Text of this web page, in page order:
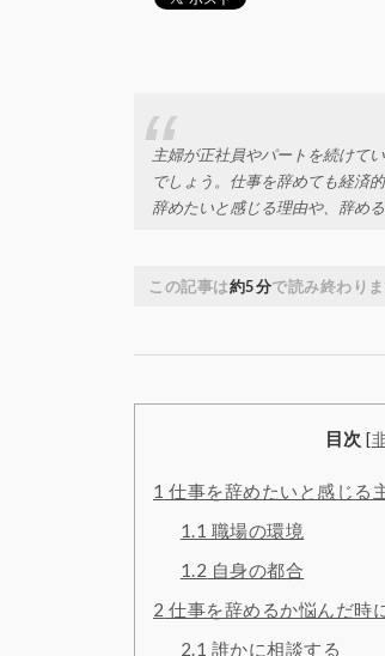
主婦が正社員やパートを続けて
でしょう。仕事を辞めても経済
辞めたいと感じる理由や、辞め
この記事は約5分で読み終わりま
目次 [
1 仕事を辞めたいと感じる
1.1 職場の環境
1.2 自身の都合
2 仕事を辞めるか悩んだ時
2.1 誰かに相談する